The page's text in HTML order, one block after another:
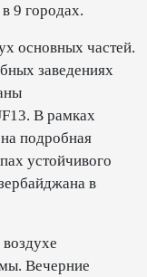
9 городах.
основных частей.
заведениях
В рамках
подробная
устойчивого
в
Вечерние